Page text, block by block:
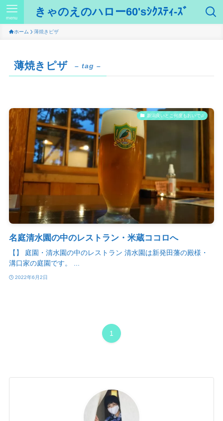
きゃのえのハロー60'sｼｸｽﾃｨ-ｽﾞ
menu
ホーム 薄焼きピザ
薄焼きピザ – tag –
新潟良いとこ何度もおいで♫
名庭清水園の中のレストラン・米蔵ココロへ
【】 庭園・清水園の中のレストラン 清水園は新発田藩の殿様・
溝口家の庭園です。 ...
2022年6月2日
1